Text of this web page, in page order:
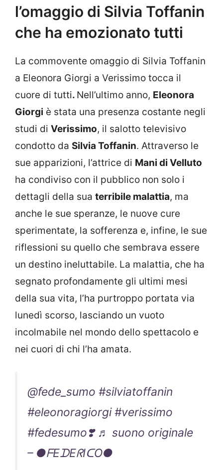
l’omaggio di Silvia Toffanin
che ha emozionato tutti
La commovente omaggio di Silvia Toffanin
a Eleonora Giorgi a Verissimo tocca il
cuore di tutti. Nell’ultimo anno, Eleonora
Giorgi è stata una presenza costante negli
studi di Verissimo, il salotto televisivo
condotto da Silvia Toffanin. Attraverso le
sue apparizioni, l’attrice di Mani di Velluto
ha condiviso con il pubblico non solo i
dettagli della sua terribile malattia, ma
anche le sue speranze, le nuove cure
sperimentate, la sofferenza e, infine, le sue
riflessioni su quello che sembrava essere
un destino ineluttabile. La malattia, che ha
segnato profondamente gli ultimi mesi
della sua vita, l’ha purtroppo portata via
lunedì scorso, lasciando un vuoto
incolmabile nel mondo dello spettacolo e
nei cuori di chi l’ha amata.
@fede_sumo #silviatoffanin
#eleonoragiorgi #verissimo
#fedesumo❣️ ♬ suono originale
– ●ᖴEᗪEᖇIᑕO●